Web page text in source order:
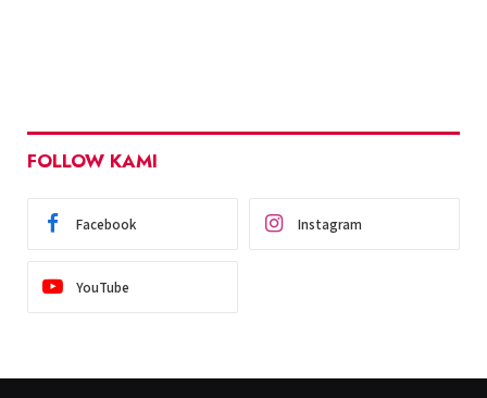
FOLLOW KAMI
Facebook Instagram
YouTube